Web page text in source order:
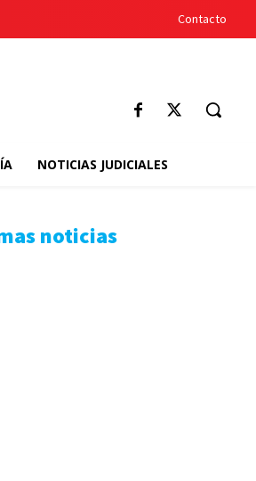
Contacto
NOTICIAS JUDICIALES
noticias